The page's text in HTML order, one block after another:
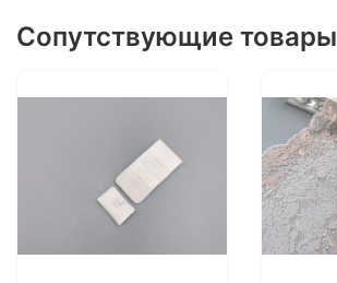
Сопутствующие товары